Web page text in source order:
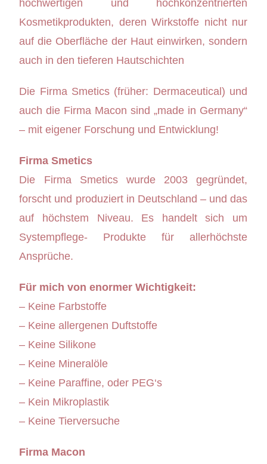
hochwertigen und hochkonzentrierten
Kosmetikprodukten, deren Wirkstoffe nicht nur
auf die Oberfläche der Haut einwirken, sondern
auch in den tieferen Hautschichten
Die Firma Smetics (früher: Dermaceutical) und
auch die Firma Macon sind „made in Germany“
– mit eigener Forschung und Entwicklung!
Firma Smetics
Die Firma Smetics wurde 2003 gegründet,
forscht und produziert in Deutschland – und das
auf höchstem Niveau. Es handelt sich um
Systempflege- Produkte für allerhöchste
Ansprüche.
Für mich von enormer Wichtigkeit:
– Keine Farbstoffe
– Keine allergenen Duftstoffe
– Keine Silikone
– Keine Mineralöle
– Keine Paraffine, oder PEG‘s
– Kein Mikroplastik
– Keine Tierversuche
Firma Macon